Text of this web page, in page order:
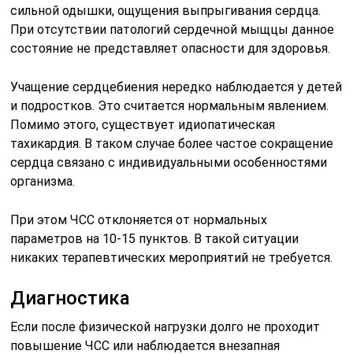
сильной одышки, ощущения выпрыгивания сердца.
При отсутствии патологий сердечной мыщцы данное
состояние не представляет опасности для здоровья.
Учащение сердцебиения нередко наблюдается у детей
и подростков. Это считается нормальным явлением.
Помимо этого, существует идиопатическая
тахикардия. В таком случае более частое сокращение
сердца связано с индивидуальными особенностями
организма.
При этом ЧСС отклоняется от нормальных
параметров на 10-15 пунктов. В такой ситуации
никаких терапевтических мероприятий не требуется.
Диагностика
Если после физической нагрузки долго не проходит
повышение ЧСС или наблюдается внезапная